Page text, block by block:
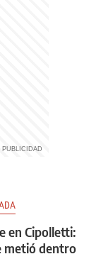
en Cipolletti:
metió dentro